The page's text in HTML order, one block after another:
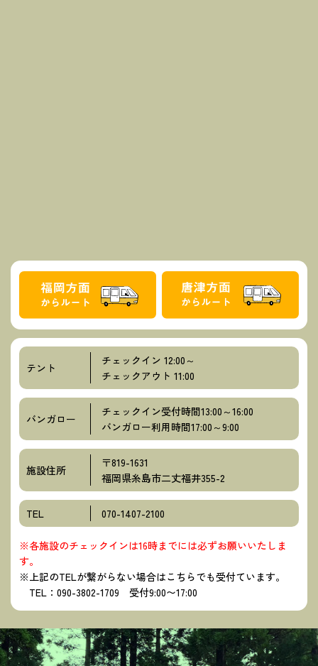
テント
チェックイン 12:00～
チェックアウト 11:00
バンガロー
チェックイン受付時間13:00～16:00
バンガロー利用時間17:00～9:00
施設住所
〒819-1631
福岡県糸島市二丈福井355-2
TEL 070-1407-2100
※各施設のチェックインは16時までには必ずお願いいたしま
す。
※上記のTELが繋がらない場合はこちらでも受付ています。
TEL：090-3802-1709 受付9:00〜17:00